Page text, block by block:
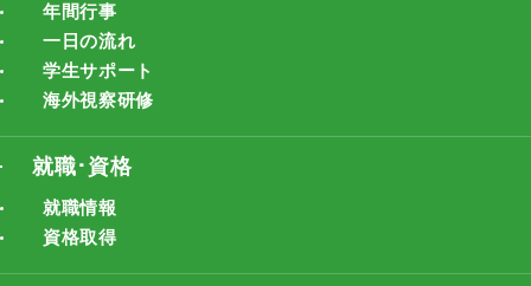
年間行事
一日の流れ
学生サポート
海外視察研修
就職･資格
就職情報
資格取得